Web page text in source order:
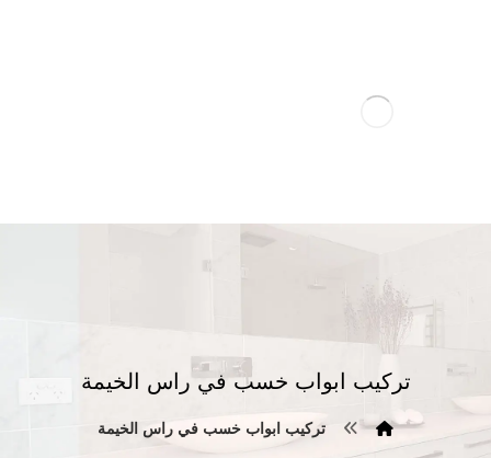
تركيب ابواب خسب في راس الخيمة
تركيب ابواب خسب في راس الخيمة